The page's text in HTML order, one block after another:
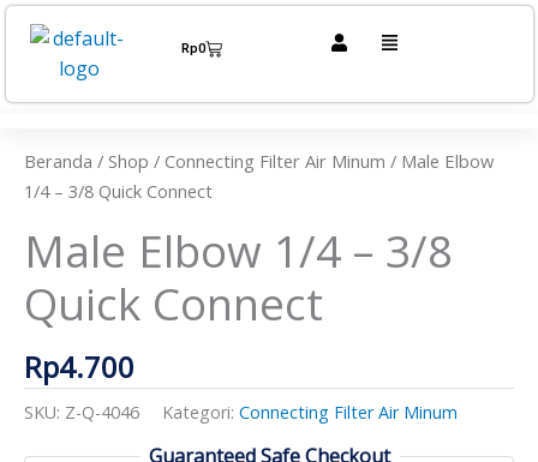
Lewati
konten
Rp0Cart Menu
Beranda / Shop / Connecting Filter Air Minum / Male Elbow
1/4 – 3/8 Quick Connect
Male Elbow 1/4 – 3/8
Quick Connect
Rp4.700
SKU: Z-Q-4046 Kategori: Connecting Filter Air Minum
Guaranteed Safe Checkout
Elbow
1/4
3/8
Quick
Connect